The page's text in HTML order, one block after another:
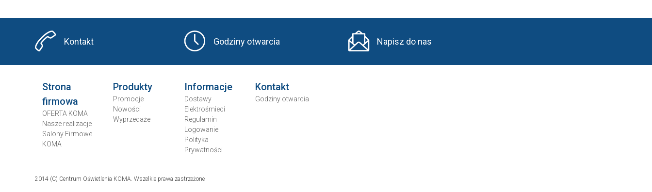
Kontakt Godziny otwarcia Napisz do nas
Strona
firmowa
OFERTA KOMA
Nasze realizacje
Salony Firmowe
KOMA
Produkty
Promocje
Nowości
Wyprzedaże
Informacje
Dostawy
Elektrośmieci
Regulamin
Logowanie
Polityka
Prywatności
Kontakt
Godziny otwarcia
2014 (C) Centrum Oświetlenia KOMA. Wszelkie prawa zastrzeżone